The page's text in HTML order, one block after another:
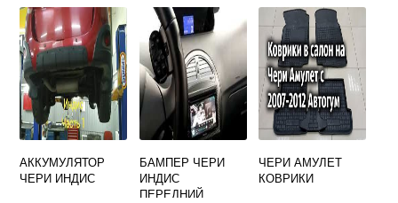
АККУМУЛЯТОР
ЧЕРИ ИНДИС
БАМПЕР ЧЕРИ
ИНДИС
ПЕРЕДНИЙ
ЧЕРИ АМУЛЕТ
КОВРИКИ